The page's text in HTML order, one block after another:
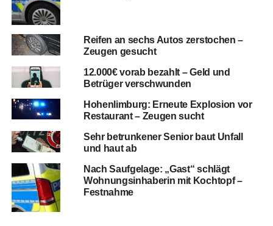
Reifen an sechs Autos zerstochen –
Zeugen gesucht
12.000€ vorab bezahlt – Geld und
Betrüger verschwunden
Hohenlimburg: Erneute Explosion vor
Restaurant – Zeugen sucht
Sehr betrunkener Senior baut Unfall
und haut ab
Nach Saufgelage: „Gast“ schlägt
Wohnungsinhaberin mit Kochtopf –
Festnahme